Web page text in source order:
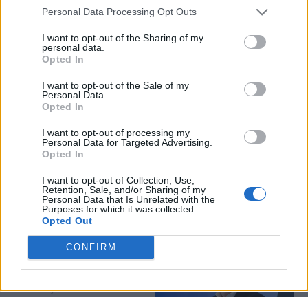
Personal Data Processing Opt Outs
I want to opt-out of the Sharing of my
personal data.
Opted In
I want to opt-out of the Sale of my
Personal Data.
Opted In
I want to opt-out of processing my
Personal Data for Targeted Advertising.
Opted In
I want to opt-out of Collection, Use,
Retention, Sale, and/or Sharing of my
Personal Data that Is Unrelated with the
Purposes for which it was collected.
Opted Out
CONFIRM